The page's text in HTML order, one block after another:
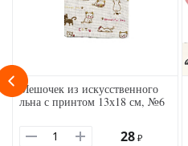
Мешочек из искусственного
льна с принтом 13х18 см, №6
28 ₽